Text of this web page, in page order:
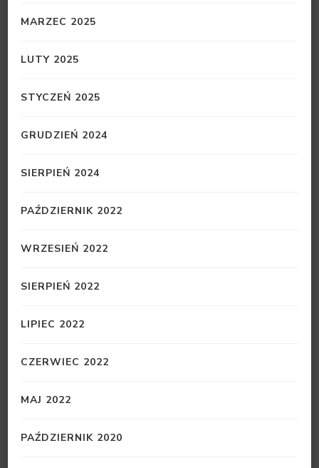
MARZEC 2025
LUTY 2025
STYCZEŃ 2025
GRUDZIEŃ 2024
SIERPIEŃ 2024
PAŹDZIERNIK 2022
WRZESIEŃ 2022
SIERPIEŃ 2022
LIPIEC 2022
CZERWIEC 2022
MAJ 2022
PAŹDZIERNIK 2020